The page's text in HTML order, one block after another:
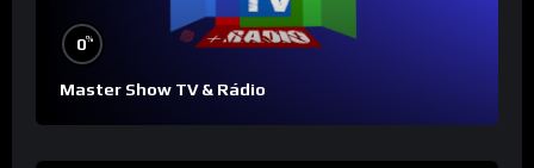
0%
Master Show TV & Rádio